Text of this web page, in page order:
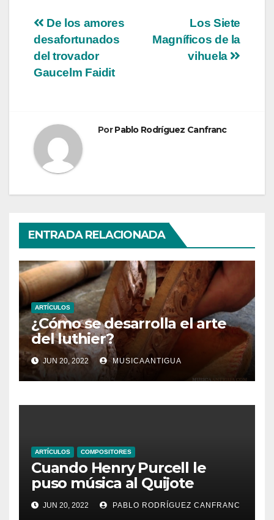
Navegación
de
entradas
Los Siete
Magníficos de la
vihuela
De los amores
desafortunados
del trovador
Gaucelm Faidit
PorPablo Rodríguez Canfranc
ENTRADA RELACIONADA
ARTÍCULOS
¿Cómo se desarrolla el arte
del luthier?
JUN 20, 2022 MUSICAANTIGUA
ARTÍCULOS COMPOSITORES
Cuando Henry Purcell le
puso música al Quijote
JUN 20, 2022 PABLO RODRÍGUEZ CANFRANC